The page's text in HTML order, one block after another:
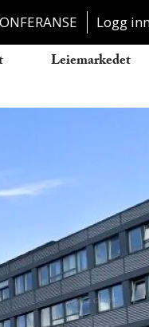
Logg
Leiemarkedet